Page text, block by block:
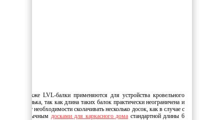
Также LVL-балки применяются для устройства кровельного
конька, так как длина таких балок практически неограничена и
нет необходимости сколачивать несколько досок, как в случае с
обычным досками для каркасного дома стандартной длины 6